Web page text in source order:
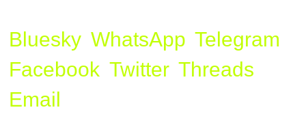
Bluesky WhatsApp Telegram
Facebook Twitter Threads
Email